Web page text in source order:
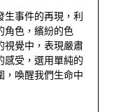
生事件的再現，利
角色，繽紛的色
視覺中，表現嚴肅
感受，選用單純的
，喚醒我們生命中